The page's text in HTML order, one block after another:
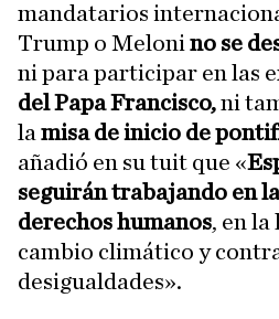
mandatarios
Trump o Meloni no se
ni para participar en las
del Papa Francisco,ni
la misa de inicio de
añadió en su tuit que «
seguirán trabajando en
derechos humanos, en la
cambio climático y
desigualdades».